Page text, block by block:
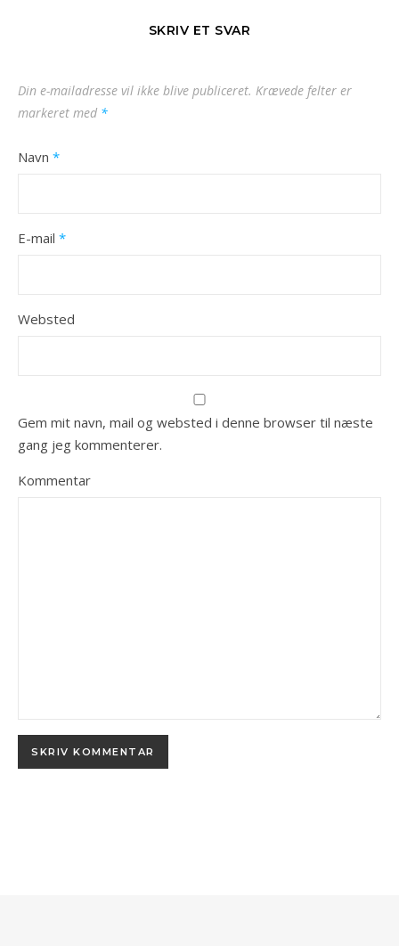
SKRIV ET SVAR
Din e-mailadresse vil ikke blive publiceret. Krævede felter er
markeret med *
Navn *
E-mail *
Websted
Gem mit navn, mail og websted i denne browser til næste
gang jeg kommenterer.
Kommentar